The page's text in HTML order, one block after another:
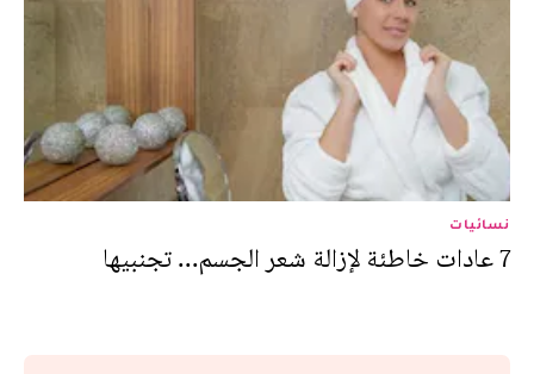
نسائيات
7 عادات خاطئة لإزالة شعر الجسم... تجنبيها